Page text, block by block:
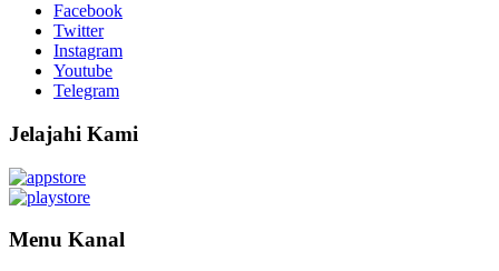
Facebook
Twitter
Instagram
Youtube
Telegram
Jelajahi Kami
Menu Kanal